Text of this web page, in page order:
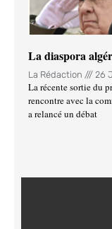
La diaspora
La Rédaction 26
La récente sortie du
rencontre avec la
a relancé un débat